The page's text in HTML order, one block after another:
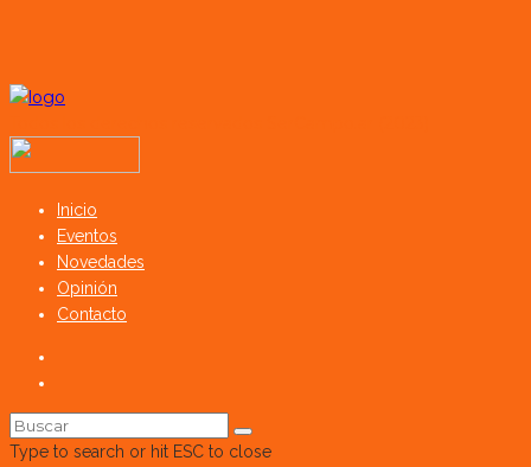
Inicio
Eventos
Novedades
Opinión
Contacto
Type to search or hit ESC to close